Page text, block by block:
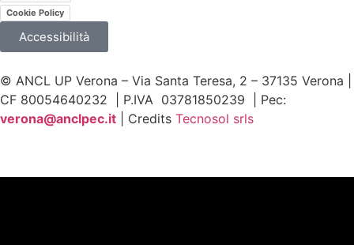
Cookie Policy
Accessibilità
© ANCL UP Verona – Via Santa Teresa, 2 – 37135 Verona |
CF 80054640232 | P.IVA 03781850239 | Pec:
verona@anclpec.it | Credits Tecnosol srls